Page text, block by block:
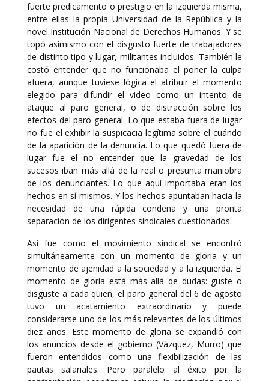
fuerte predicamento o prestigio en la izquierda misma,
entre ellas la propia Universidad de la República y la
novel Institución Nacional de Derechos Humanos. Y se
topó asimismo con el disgusto fuerte de trabajadores
de distinto tipo y lugar, militantes incluidos. También le
costó entender que no funcionaba el poner la culpa
afuera, aunque tuviese lógica el atribuir el momento
elegido para difundir el video como un intento de
ataque al paro general, o de distracción sobre los
efectos del paro general. Lo que estaba fuera de lugar
no fue el exhibir la suspicacia legítima sobre el cuándo
de la aparición de la denuncia. Lo que quedó fuera de
lugar fue el no entender que la gravedad de los
sucesos iban más allá de la real o presunta maniobra
de los denunciantes. Lo que aquí importaba eran los
hechos en sí mismos. Y los hechos apuntaban hacia la
necesidad de una rápida condena y una pronta
separación de los dirigentes sindicales cuestionados.
Así fue como el movimiento sindical se encontró
simultáneamente con un momento de gloria y un
momento de ajenidad a la sociedad y a la izquierda. El
momento de gloria está más allá de dudas: guste o
disguste a cada quien, el paro general del 6 de agosto
tuvo un acatamiento extraordinario y puede
considerarse uno de los más relevantes de los últimos
diez años. Este momento de gloria se expandió con
los anuncios desde el gobierno (Vázquez, Murro) que
fueron entendidos como una flexibilización de las
pautas salariales. Pero paralelo al éxito por la